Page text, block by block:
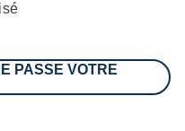
PASSE VOTRE